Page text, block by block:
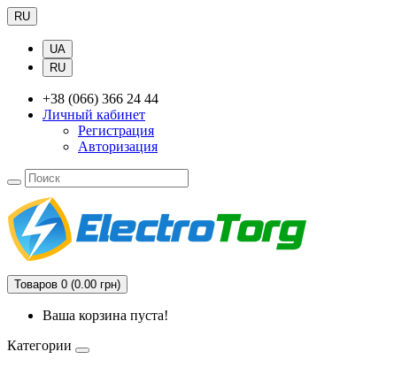
RU
UA
RU
+38 (066) 366 24 44
Личный кабинет
Регистрация
Авторизация
Товаров 0 (0.00 грн)
Ваша корзина пуста!
Категории